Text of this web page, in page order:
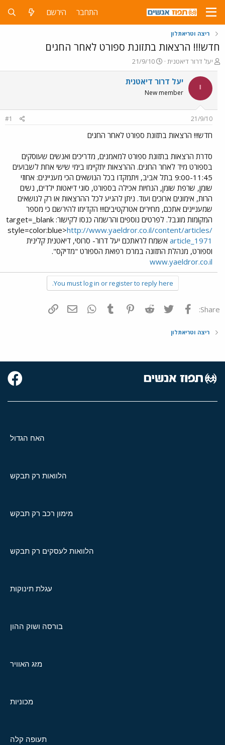
התחבר הירשם
ריצה וטריאתלון
חדש!!! הרצאות בתזונת ספורט לאחר החגים
פ
ו
ת
ח
ה
ו
ש
א
יעל דרור דיאטנית
פ
ו
ר
ם
ר
21/9/10
י יעל דרור דיאטנית
New member
21/9/10
#1
חדש!!! הרצאות בתזונת ספורט לאחר החגים
סדרת הרצאות בתזונת ספורט למאמנים, מדריכים ואנשים שעוסקים
בספורט מיד לאחר החגים. ההרצאות יתקיימו בימי שישי אחת לשבועים
9:00-11:45 בתל אביב, ויתמקדו בכל הנושאים הכי מעניינים: אחוזי
שומן, שרפת שומן, הנחיות אכילה בספורט, סוגי דיאטות ילדים, נשים
הרות, אימונים ארוכים ועוד. ניתן להגיע לכל ההרצאות או רק לנושאים
שמעניינים אתכם, מחירים אטרקטיבים!!! הקדימו להירשם כי מספר
המקומות מוגבל. לפרטים נוספים והרשמה כנסו לקישור: target=_blank
style=color:blue>http://www.yaeldror.co.il/content/articles/
article_1971 אשמח לראתכם יעל דרור- סרוסי, דיאטנית קלינית
וספורט, מנהלת התזונה במרכז רפואת הספורט "מדיקס".
www.yaeldror.co.il
You must log in or register to reply here.
Share: פייסבוק Twitter
Reddit
Pinterest
Tumblr
WhatsAppדואר אלקטרוני
ריצה וטריאתלון
האח הגדול
הלוואות רק תבקש
מימון רכב רק תבקש
הלוואות לעסקים רק תבקש
עגלת תינוקות
בורסה ושוק ההון
מזג האוויר
מכוניות
תעופה קלה